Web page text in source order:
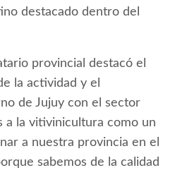
destacado dentro del
provincial destacó el
la actividad y el
de Jujuy con el sector
a la vitivinicultura como un
a nuestra provincia en el
sabemos de la calidad